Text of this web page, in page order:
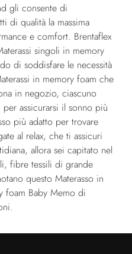
gli consente di
di qualità la massima
e comfort. Brentaflex
singoli in memory
di soddisfare le necessità
in memory foam che
in negozio, ciascuno
assicurarsi il sonno più
più adatto per trovare
al relax, che ti assicuri
allora sei capitato nel
fibre tessili di grande
questo Materasso in
foam Baby Memo di